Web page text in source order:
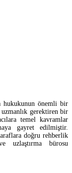
hukukunun önemli bir
gerektiren bir
temel kavramlar
gayret edilmiştir.
taraflara doğru rehberlik
uzlaştırma bürosu